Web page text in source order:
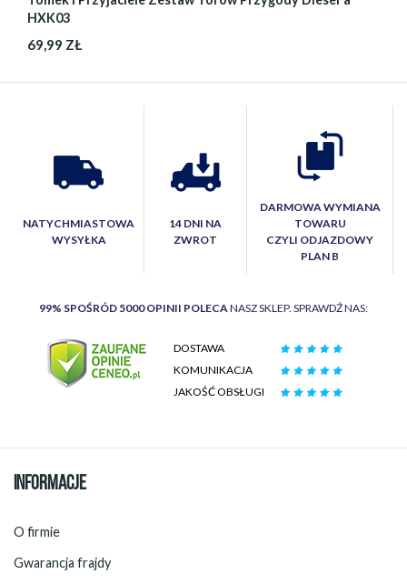
HXK03
69,99 ZŁ
NATYCHMIASTOWA
WYSYŁKA
14 DNI NA
ZWROT
DARMOWA WYMIANA
TOWARU
CZYLI ODJAZDOWY
PLAN B
99% SPOŚRÓD 5000 OPINII POLECA NASZ SKLEP. SPRAWDŹ NAS:
DOSTAWA
KOMUNIKACJA
JAKOŚĆ OBSŁUGI
INFORMACJE
O firmie
Gwarancja frajdy